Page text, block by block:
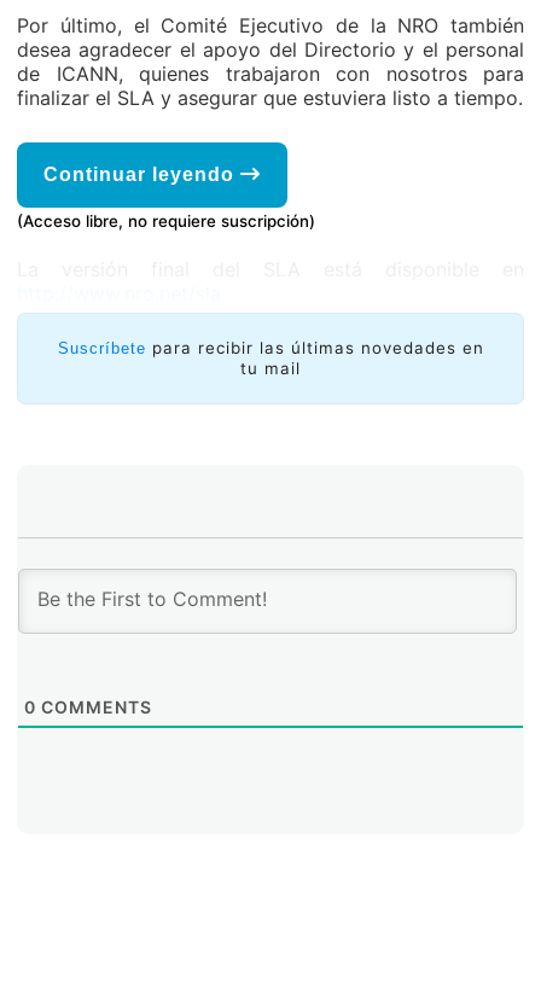
Por último, el Comité Ejecutivo de la NRO también
desea agradecer el apoyo del Directorio y el personal
de ICANN, quienes trabajaron con nosotros para
finalizar el SLA y asegurar que estuviera listo a tiempo.
Continuar leyendo
(Acceso libre, no requiere suscripción)
Suscríbete para recibir las últimas novedades en
tu mail
0 COMMENTS